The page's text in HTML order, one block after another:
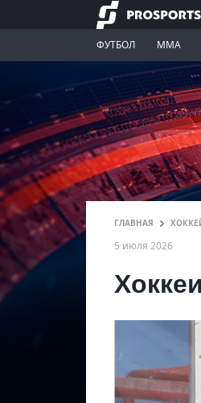
ФУТБОЛ ММА
ГЛАВНАЯ
5 июля 2026